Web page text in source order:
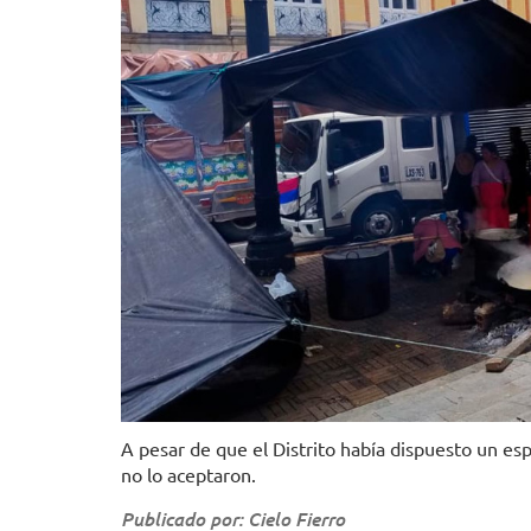
A pesar de que el Distrito había dispuesto un
no lo aceptaron.
Publicado por: Cielo Fierro